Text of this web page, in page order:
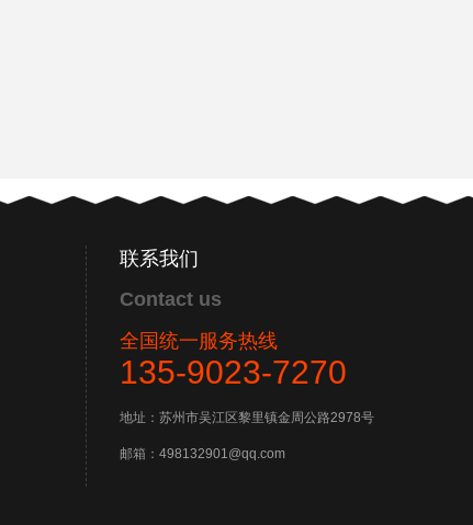
联系我们
Contact us
全国统一服务热线
135-9023-7270
地址：苏州市吴江区黎里镇金周公路2978号
邮箱：498132901@qq.com